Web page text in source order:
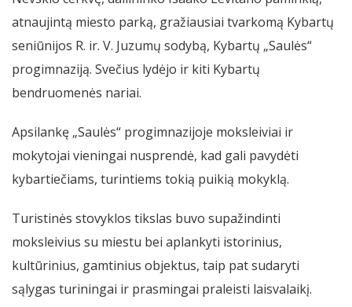
atnaujintą miesto parką, gražiausiai tvarkomą Kybartų
seniūnijos R. ir. V. Juzumų sodybą, Kybartų „Saulės“
progimnaziją. Svečius lydėjo ir kiti Kybartų
bendruomenės nariai.
Apsilankę „Saulės“ progimnazijoje moksleiviai ir
mokytojai vieningai nusprendė, kad gali pavydėti
kybartiečiams, turintiems tokią puikią mokyklą.
Turistinės stovyklos tikslas buvo supažindinti
moksleivius su miestu bei aplankyti istorinius,
kultūrinius, gamtinius objektus, taip pat sudaryti
sąlygas turiningai ir prasmingai praleisti laisvalaikį.